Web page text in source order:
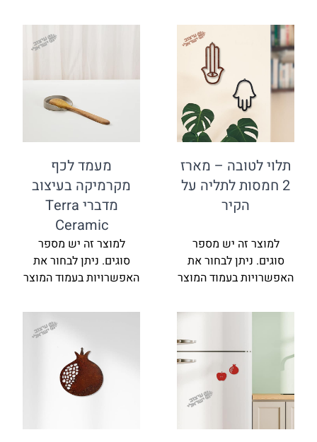
תלוי לטובה – מארז
2 חמסות לתליה על
הקיר
למוצר זה יש מספר
סוגים. ניתן לבחור את
האפשרויות בעמוד המוצר
מעמד לכף
מקרמיקה בעיצוב
מדברי Terra
Ceramic
למוצר זה יש מספר
סוגים. ניתן לבחור את
האפשרויות בעמוד המוצר